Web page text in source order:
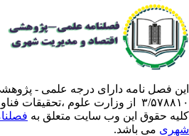
فصل نامه دارای درجه علمی -
وزارت علوم ،تحقیقات فناوری است .
حقوق این وب سایت متعلق به
می باشد.